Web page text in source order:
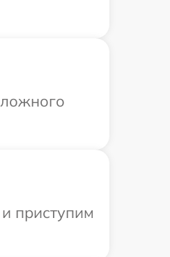
приступим